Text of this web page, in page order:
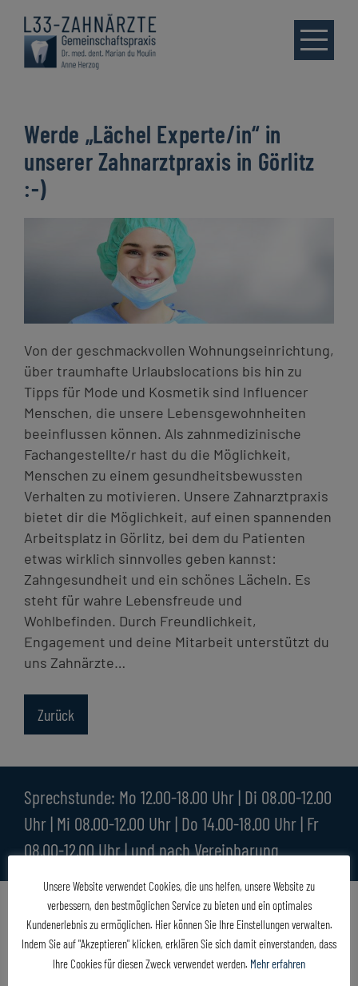
content
Start
Leistungen
Downloads
Kontakt
Werde „Lächel Experte/in“ in
unserer Zahnarztpraxis in Görlitz
:-)
Von der geschmackvollen Wohnungseinrichtung,
über traumhafte Urlaubslocations bis hin zu
Tipps für Mode und Kosmetik sind Influencer
Menschen, die unsere Lebensgewohnheiten
beeinflussen können. Als zahnmedizinische
Fachangestellte/r hast du die Möglichkeit,
Menschen zu einem gesundheitsbewussten
Verhalten zu motivieren. Unsere Zahnarztpraxis
bietet dir die Möglichkeit, auf einen spannenden
Arbeitsplatz in Görlitz, bei dem du Patienten
etwas wirklich sinnvolles geben kannst:
Zahngesundheit und ein schönes Lächeln. Es
steht für wahre Lebensfreude und
Wohlbefinden. Durch Freundlichkeit,
Engagement und deine Mitarbeit unterstützt du
uns Zahnärzte…
Zurück
Sprechstunde: Mo 12.00-18.00 Uhr | Di 08.00-12.00
Uhr | Mi 08.00-12.00 Uhr | Do 14.00-18.00 Uhr | Fr
08.00-12.00 Uhr | und nach Vereinbarung
Unsere Website verwendet Cookies, die uns helfen, unsere Website zu
verbessern, den bestmöglichen Service zu bieten und ein optimales
Kundenerlebnis zu ermöglichen. Hier können Sie Ihre Einstellungen verwalten.
Indem Sie auf "Akzeptieren" klicken, erklären Sie sich damit einverstanden, dass
Ihre Cookies für diesen Zweck verwendet werden. Mehr erfahren